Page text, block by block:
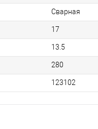
Сварная
17
13.5
280
123102